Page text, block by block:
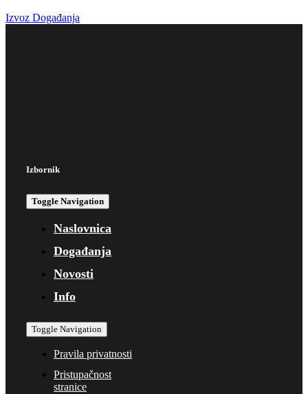
Izvoz Događanja
Izbornik
Toggle Navigation
Naslovnica
Događanja
Novosti
Info
Toggle Navigation
Pravila privatnosti
Pristupačnost
stranice